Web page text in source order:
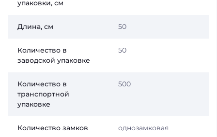
упаковки, см
Длина, см 50
Количество в
заводской упаковке
50
Количество в
транспортной
упаковке
500
Количество замков однозамковая